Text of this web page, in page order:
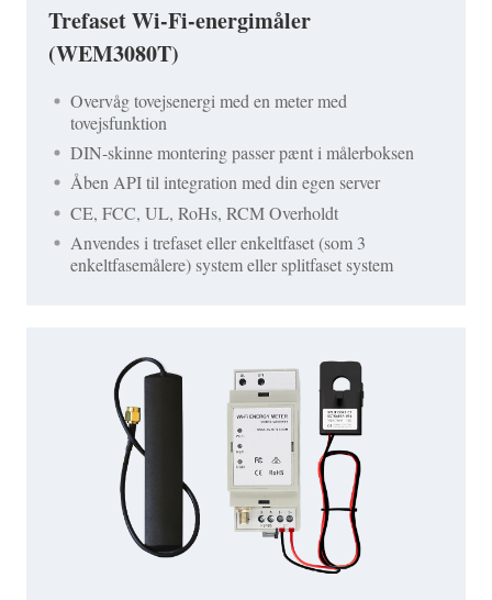
Trefaset Wi-Fi-energimåler
(WEM3080T)
Overvåg tovejsenergi med en meter med
tovejsfunktion
DIN-skinne montering passer pænt i målerboksen
Åben API til integration med din egen server
CE, FCC, UL, RoHs, RCM Overholdt
Anvendes i trefaset eller enkeltfaset (som 3
enkeltfasemålere) system eller splitfaset system